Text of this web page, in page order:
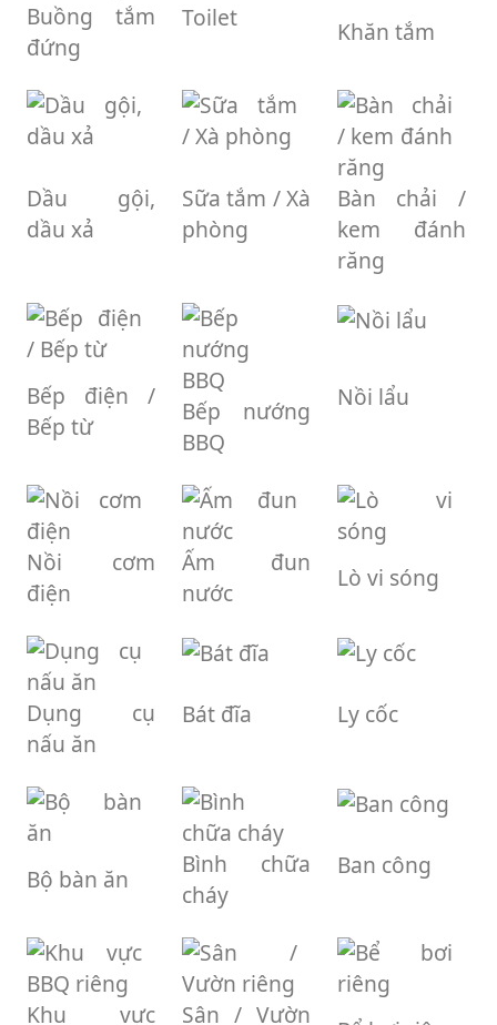
Buồng tắm
đứng
Toilet Khăn tắm
Dầu gội,
dầu xả
Sữa tắm / Xà
phòng
Bàn chải /
kem đánh
răng
Bếp điện /
Bếp từ
Bếp nướng
BBQ
Nồi lẩu
Nồi cơm
điện
Ấm đun
nước
Lò vi sóng
Dụng cụ
nấu ăn
Bát đĩa Ly cốc
Bộ bàn ăn
Bình chữa
cháy
Ban công
Khu vực Sân / Vườn